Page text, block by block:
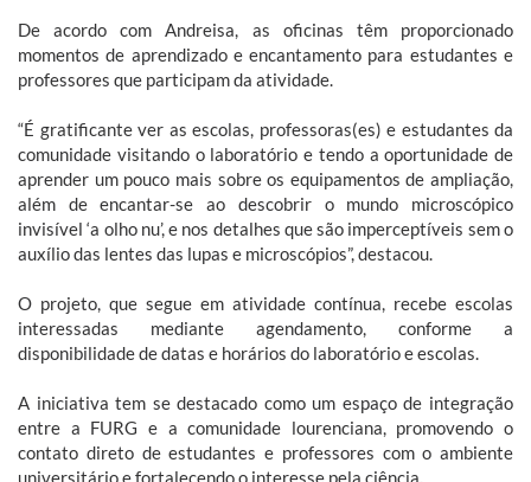
De acordo com Andreisa, as oficinas têm proporcionado
momentos de aprendizado e encantamento para estudantes e
professores que participam da atividade.
“É gratificante ver as escolas, professoras(es) e estudantes da
comunidade visitando o laboratório e tendo a oportunidade de
aprender um pouco mais sobre os equipamentos de ampliação,
além de encantar-se ao descobrir o mundo microscópico
invisível ‘a olho nu’, e nos detalhes que são imperceptíveis sem o
auxílio das lentes das lupas e microscópios”, destacou.
O projeto, que segue em atividade contínua, recebe escolas
interessadas mediante agendamento, conforme a
disponibilidade de datas e horários do laboratório e escolas.
A iniciativa tem se destacado como um espaço de integração
entre a FURG e a comunidade lourenciana, promovendo o
contato direto de estudantes e professores com o ambiente
universitário e fortalecendo o interesse pela ciência.